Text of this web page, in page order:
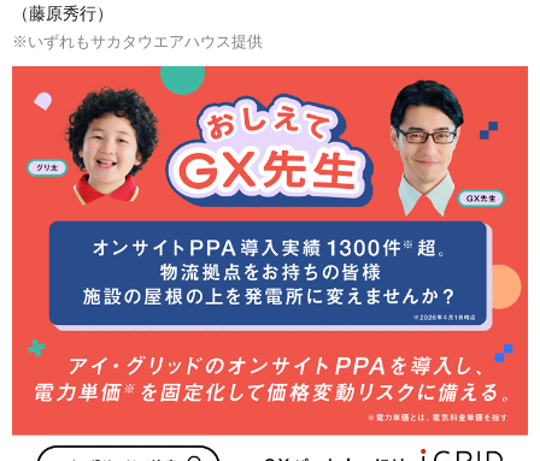
（藤原秀行）
※いずれもサカタウエアハウス提供